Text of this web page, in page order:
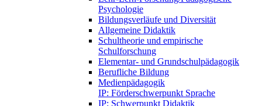
Psychologie
Bildungsverläufe und Diversität
Allgemeine Didaktik
Schultheorie und empirische
Schulforschung
Elementar- und Grundschulpädagogik
Berufliche Bildung
Medienpädagogik
IP: Förderschwerpunkt Sprache
IP: Schwerpunkt Didaktik